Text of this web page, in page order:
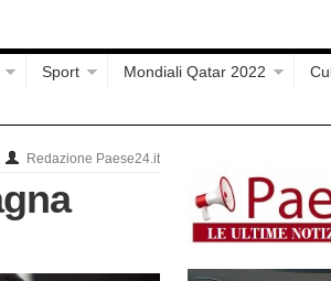
Sport Mondiali Qatar 2022
Redazione Paese24.it